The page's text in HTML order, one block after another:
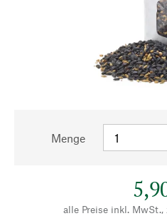
Menge
alle Preise inkl. MwSt.,